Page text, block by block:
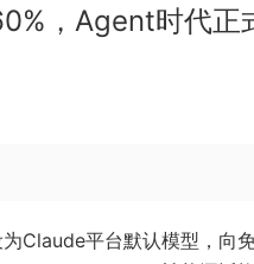
，Agent时代正
为Claude平台默认模型，向